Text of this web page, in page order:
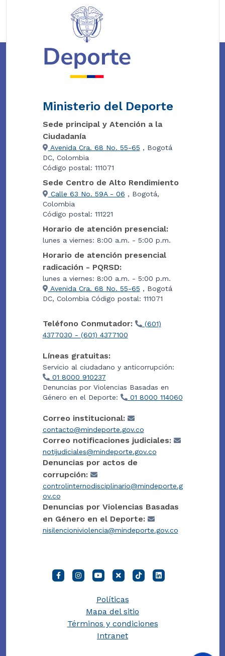
Ministerio del Deporte
Sede principal y Atención a la
Ciudadanía
Avenida Cra. 68 No. 55-65 , Bogotá
DC, Colombia
Código postal: 111071
Sede Centro de Alto Rendimiento
Calle 63 No. 59A - 06 , Bogotá,
Colombia
Código postal: 111221
Horario de atención presencial:
lunes a viernes: 8:00 a.m. - 5:00 p.m.
Horario de atención presencial
radicación - PQRSD:
lunes a viernes: 8:00 a.m. - 5:00 p.m.
Avenida Cra. 68 No. 55-65 , Bogotá
DC, Colombia Código postal: 111071
Teléfono Conmutador:
(601)
4377030 - (601) 4377100
Líneas gratuitas:
Servicio al ciudadano y anticorrupción:
01 8000 910237
Denuncias por Violencias Basadas en
Género en el Deporte:
01 8000 114060
Correo institucional:
contacto@mindeporte.gov.co
Correo notificaciones judiciales:
notijudiciales@mindeporte.gov.co
Denuncias por actos de
corrupción:
controlinternodisciplinario@mindeporte.g
ov.co
Denuncias por Violencias Basadas
en Género en el Deporte:
nisilencioniviolencia@mindeporte.gov.co
Políticas
Mapa del sitio
Términos y condiciones
Intranet